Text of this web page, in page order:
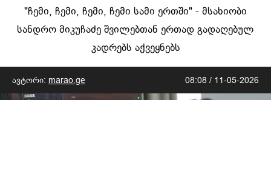
"ჩემი, ჩემი, ჩემი, ჩემი სამი ერთში" - მსახიობი
სანდრო მიკუჩაძე შვილებთან ერთად გადაღებულ
კადრებს აქვეყნებს
ავტორი: marao.ge 08:08 / 11-05-2026